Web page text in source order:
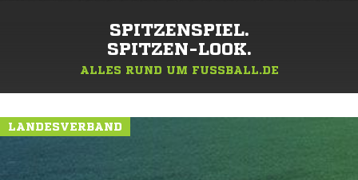
SPITZENSPIEL.
SPITZEN-LOOK.
ALLES RUND UM FUSSBALL.DE
LANDESVERBAND